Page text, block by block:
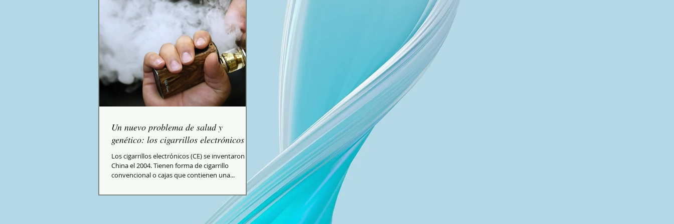
Un nuevo problema de salud y
genético: los cigarrillos electrónicos
Los cigarrillos electrónicos (CE) se inventaron en
China el 2004. Tienen forma de cigarrillo
convencional o cajas que contienen una...